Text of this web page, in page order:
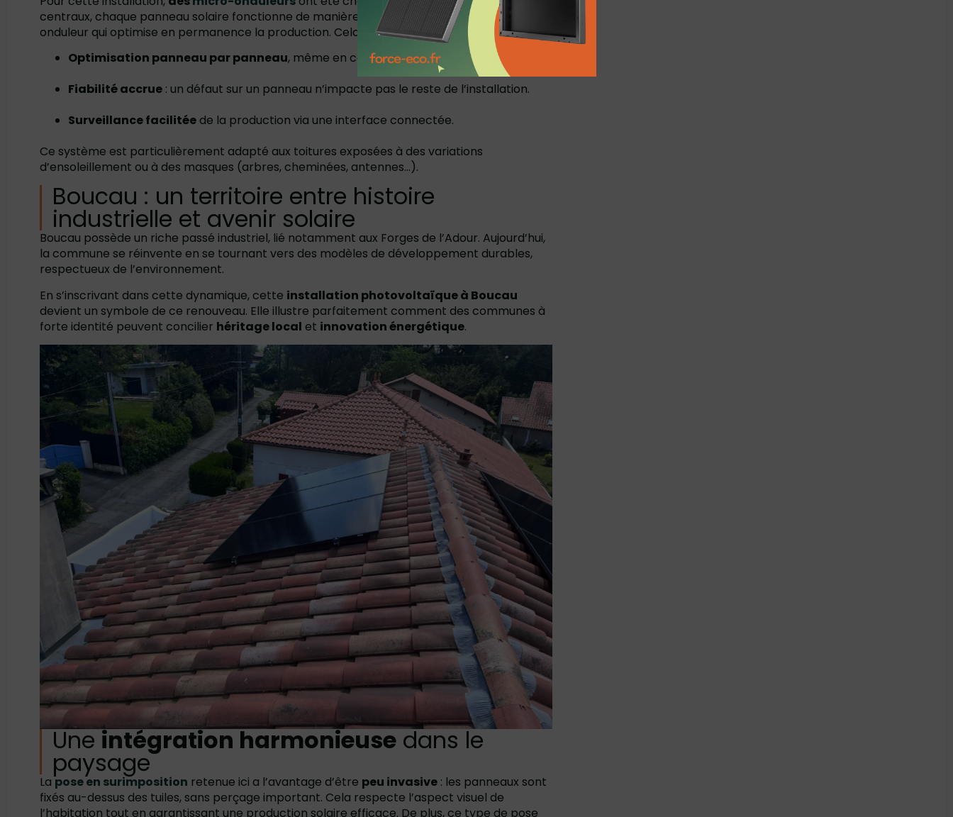
centraux, chaque panneau solaire fonctionne de manière autonome grâce à un micro-
onduleur qui optimise en permanence la production. Cela présente plusieurs avantages :
Optimisation panneau par panneau, même en cas d’ombrage partiel.
Fiabilité accrue : un défaut sur un panneau n’impacte pas le reste de l’installation.
Surveillance facilitée de la production via une interface connectée.
Ce système est particulièrement adapté aux toitures exposées à des variations
d’ensoleillement ou à des masques (arbres, cheminées, antennes…).
Boucau : un territoire entre histoire
industrielle et avenir solaire
Boucau possède un riche passé industriel, lié notamment aux Forges de l’Adour. Aujourd’hui,
la commune se réinvente en se tournant vers des modèles de développement durables,
respectueux de l’environnement.
En s’inscrivant dans cette dynamique, cette installation photovoltaïque à Boucau
devient un symbole de ce renouveau. Elle illustre parfaitement comment des communes à
forte identité peuvent concilier héritage local et innovation énergétique.
Uneintégration harmonieusedans le
paysage
Lapose en surimposition retenue ici a l’avantage d’être peu invasive : les panneaux sont
fixés au-dessus des tuiles, sans perçage important. Cela respecte l’aspect visuel de
l’habitation tout en garantissant une production solaire efficace. De plus, ce type de pose